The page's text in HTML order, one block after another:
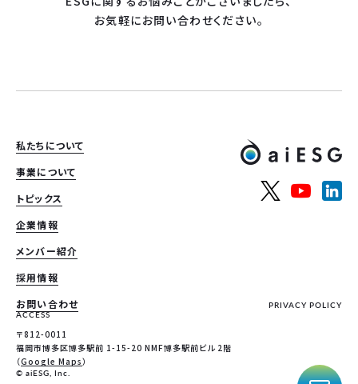
お気軽にお問い合わせください。
私たちについて
事業について
トピックス
企業情報
メンバー紹介
採用情報
お問い合わせ
PRIVACY POLICY
ACCESS
〒812-0011
福岡市博多区博多駅前 1-15-20 NMF博多駅前ビル 2階
（Google Maps）
© aiESG, Inc.